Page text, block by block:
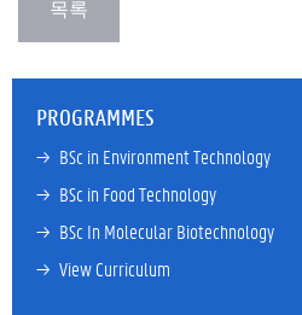
PROGRAMMES
→ BSc in Environment Technology
→ BSc in Food Technology
→ BSc In Molecular Biotechnology
→ View Curriculum